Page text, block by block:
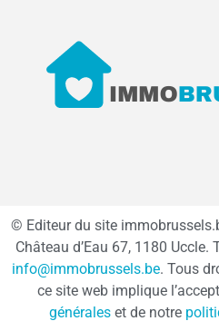
© Editeur du site
Château d’Eau 67, 1180
info@immobrussels.be. Tous
ce site web implique
générales et de notre